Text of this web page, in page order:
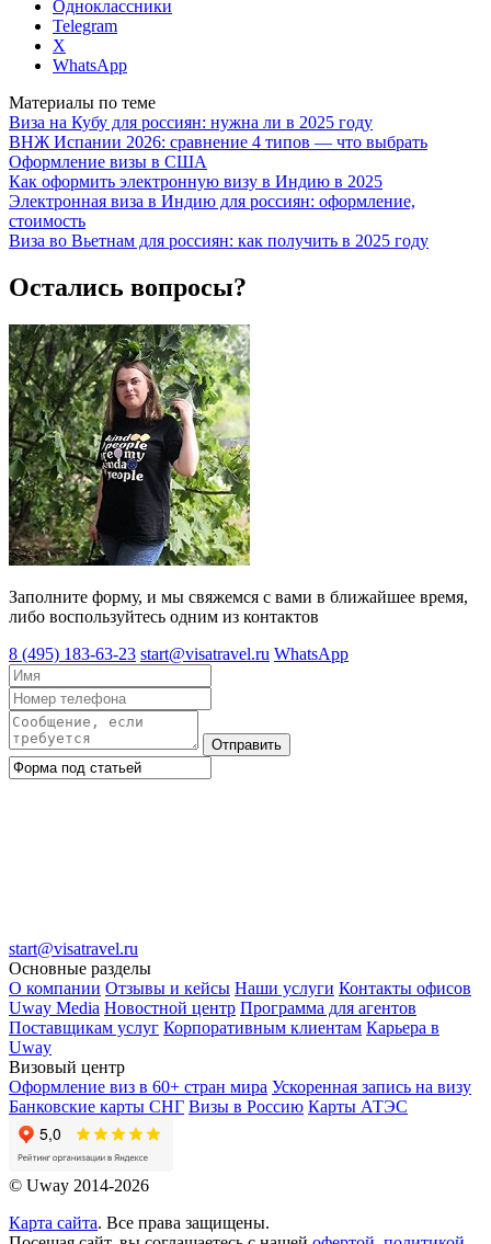
Одноклассники
Telegram
X
WhatsApp
Материалы по теме
Виза на Кубу для россиян: нужна ли в 2025 году
ВНЖ Испании 2026: сравнение 4 типов — что выбрать
Оформление визы в США
Как оформить электронную визу в Индию в 2025
Электронная виза в Индию для россиян: оформление,
стоимость
Виза во Вьетнам для россиян: как получить в 2025 году
Остались вопросы?
Заполните форму, и мы свяжемся с вами в ближайшее время,
либо воспользуйтесь одним из контактов
8 (495) 183-63-23 start@visatravel.ru WhatsApp
Отправить
start@visatravel.ru
Основные разделы
О компании Отзывы и кейсы Наши услуги Контакты офисов
Uway Media Новостной центр Программа для агентов
Поставщикам услуг Корпоративным клиентам Карьера в
Uway
Визовый центр
Оформление виз в 60+ стран мира Ускоренная запись на визу
Банковские карты СНГ Визы в Россию Карты АТЭС
© Uway 2014-2026
Карта сайта. Все права защищены.